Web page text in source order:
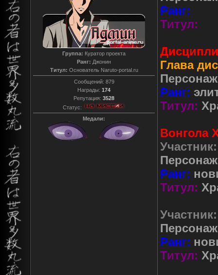
Группа: Куратор проекта
Ранг: Джонин
Титул: Основатель Naruto-portal.ru
Сообщений: 879
Награды: 174
Репутация: 3528
Статус:
Медали:
Ранг:
Титул:
Глава
Ранг:
Титул:
Вонгола
Участник:
Ранг:
Титул:
Участник:
Ранг:
Титул: